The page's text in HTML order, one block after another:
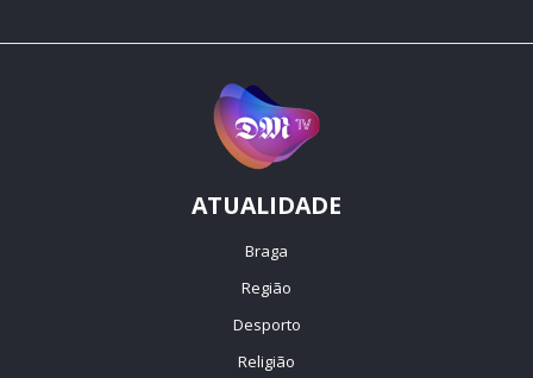
ATUALIDADE
Braga
Região
Desporto
Religião